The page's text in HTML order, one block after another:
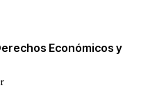
Económicos y